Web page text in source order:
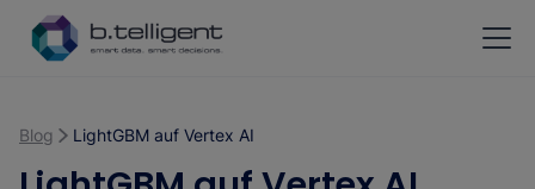
Zum Hauptinhalt springen
Blog LightGBM auf Vertex AI